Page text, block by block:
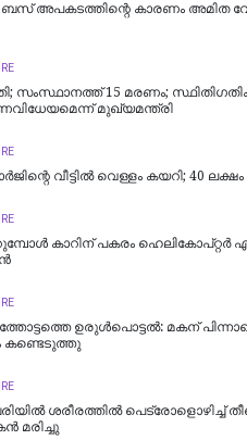
ബസ് അപകടത്തിന്റെ കാരണം അമിത
സംസ്ഥാനത്ത് 15 മരണം;
മുഖ്യമന്ത്രി
വീട്ടില്‍ വെള്ളം കയറി; 40
കാറിന് പകരം ഹെലികോപ്റ്റർ
ഉരുൾപൊട്ടൽ: മകന്
കണ്ടെടുത്തു
ശരീരത്തില്‍ പെട്രോളൊഴിച്ച്
മരിച്ചു